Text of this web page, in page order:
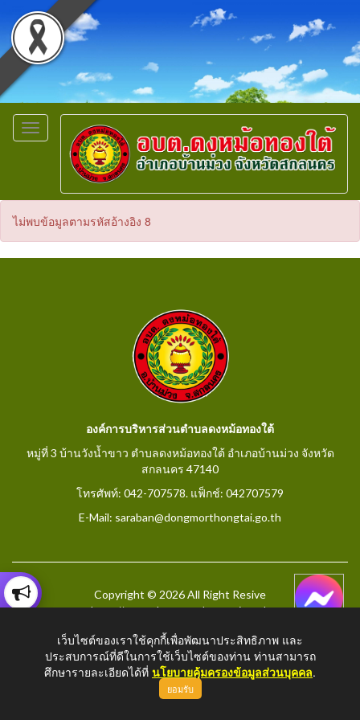
Toggle
navigation
ไม่พบข้อมูลตามรหัสอ้างอิง 8
องค์การบริหารส่วนตำบลดงหม้อทองใต้
หมู่ที่ 3 บ้านวังน้ำขาว ตำบลดงหม้อทองใต้ อำเภอบ้านม่วง จังหวัด
สกลนคร 47140
โทรศัพท์: 042-707578. แฟ็กช์: 042707579
E-Mail: saraban@dongmorthongtai.go.th
Copyright © 2026 All Right Resive
http://www.dongmorthongtai.go.th
เว็บไซต์ของเราใช้คุกกี้เพื่อพัฒนาประสิทธิภาพ และ
ประสบการณ์ที่ดีในการใช้เว็บไซต์ของท่าน ท่านสามารถ
ศึกษารายละเอียดได้ที่ นโยบายคุ้มครองข้อมูลส่วนบุคคล.
ยอมรับ